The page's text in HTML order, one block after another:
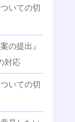
いての切
の提出』
対応
いての切